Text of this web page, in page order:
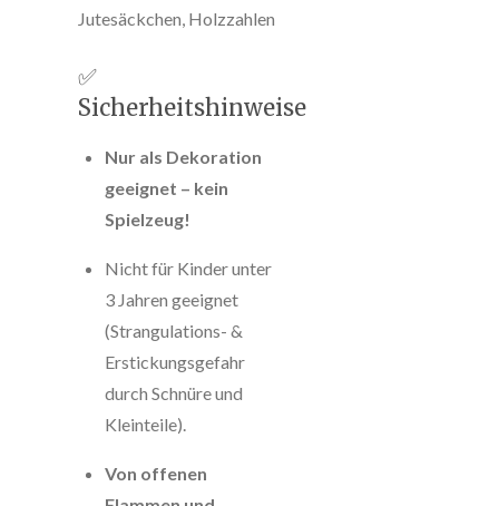
Jutesäckchen, Holzzahlen
✅
Sicherheitshinweise
Nur als Dekoration
geeignet – kein
Spielzeug!
Nicht für Kinder unter
3 Jahren geeignet
(Strangulations- &
Erstickungsgefahr
durch Schnüre und
Kleinteile).
Von offenen